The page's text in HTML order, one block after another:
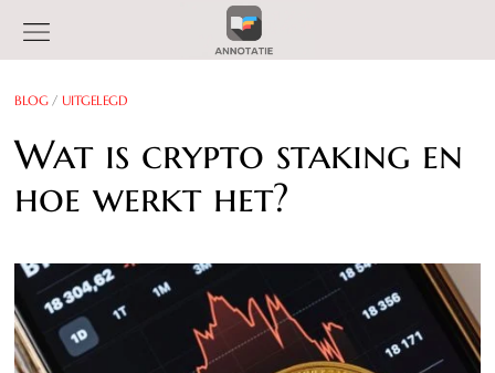
BLOG / UITGELEGD
Wat is crypto staking en
hoe werkt het?